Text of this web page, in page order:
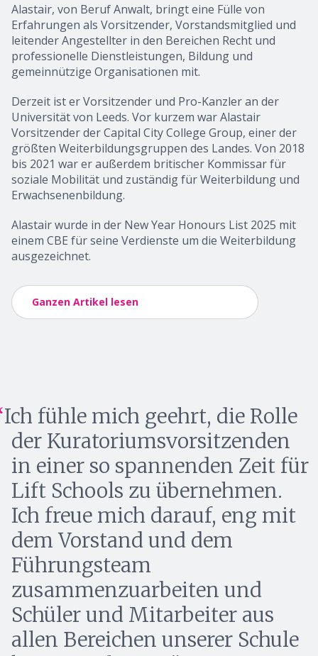
Alastair, von Beruf Anwalt, bringt eine Fülle von
Erfahrungen als Vorsitzender, Vorstandsmitglied und
leitender Angestellter in den Bereichen Recht und
professionelle Dienstleistungen, Bildung und
gemeinnützige Organisationen mit.
Derzeit ist er Vorsitzender und Pro-Kanzler an der
Universität von Leeds. Vor kurzem war Alastair
Vorsitzender der Capital City College Group, einer der
größten Weiterbildungsgruppen des Landes. Von 2018
bis 2021 war er außerdem britischer Kommissar für
soziale Mobilität und zuständig für Weiterbildung und
Erwachsenenbildung.
Alastair wurde in der New Year Honours List 2025 mit
einem CBE für seine Verdienste um die Weiterbildung
ausgezeichnet.
Ganzen Artikel lesen
Ich fühle mich geehrt, die Rolle
der Kuratoriumsvorsitzenden
in einer so spannenden Zeit für
Lift Schools zu übernehmen.
Ich freue mich darauf, eng mit
dem Vorstand und dem
Führungsteam
zusammenzuarbeiten und
Schüler und Mitarbeiter aus
allen Bereichen unserer Schule